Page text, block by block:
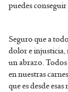
puedes
Seguro que a
dolor e injusticia,
un abrazo.
en nuestras
que es desde